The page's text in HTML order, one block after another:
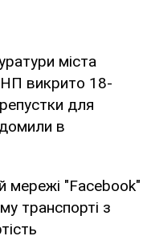
міста
викрито 18-
для
в
мережі "Facebook"
транспорті з